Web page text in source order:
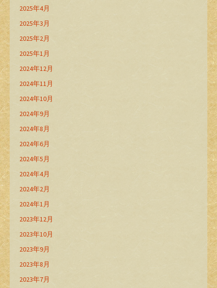
2025年4月
2025年3月
2025年2月
2025年1月
2024年12月
2024年11月
2024年10月
2024年9月
2024年8月
2024年6月
2024年5月
2024年4月
2024年2月
2024年1月
2023年12月
2023年10月
2023年9月
2023年8月
2023年7月